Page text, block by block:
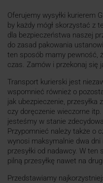
Oferujemy wysyłki kurierem
by każdy mógł skorzystać z
dla bezpieczeństwa naszej
do zasad pakowania
ten sposób mamy pewność,
czas. Zamów i przekonaj się
Transport kurierski jest
wspomnieć również o
jak ubezpieczenie, przesyłka
czy doręczenie wieczorne
jesteśmy w stanie
Przypomnieć należy także o
wynosi maksymalnie dwa
przesyłki od nadawcy. W
pilną przesyłkę nawet na
Przedstawiamy